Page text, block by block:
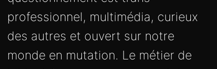
professionnel, multimédia, curieux
des autres et ouvert sur notre
monde en mutation. Le métier de